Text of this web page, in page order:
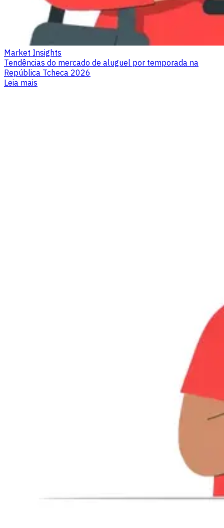
Market Insights
Tendências do mercado de aluguel por temporada na
República Tcheca 2026
Leia mais